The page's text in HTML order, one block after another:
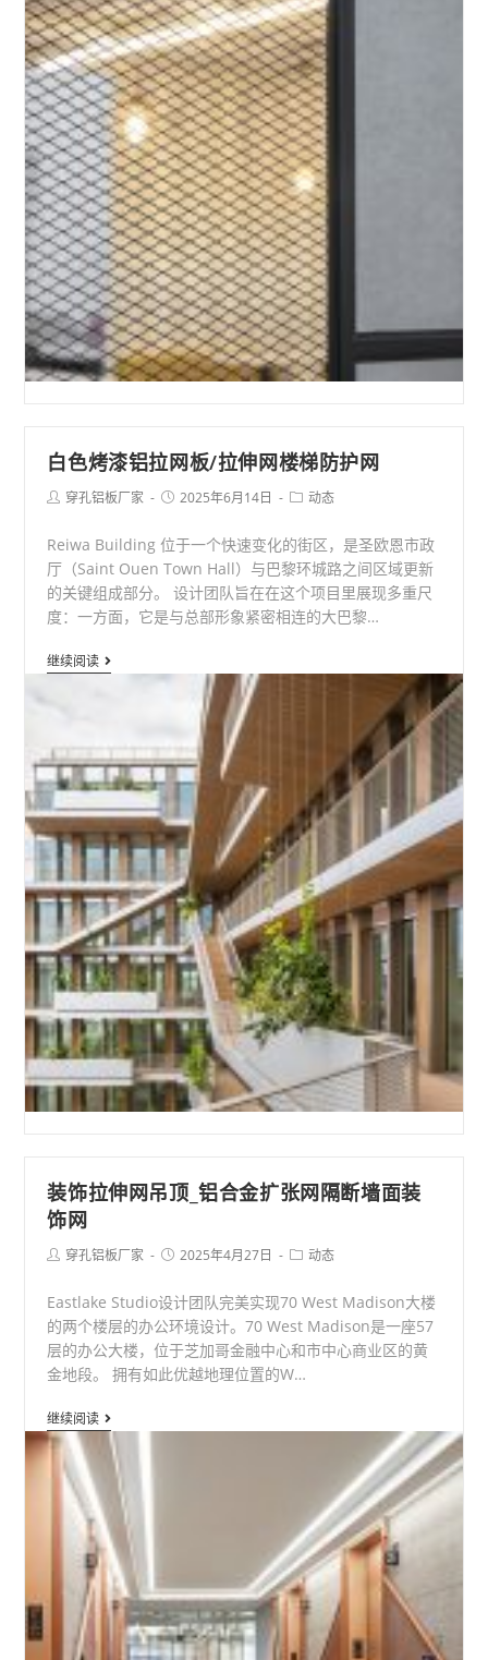
饰
铝
拉
网
板
_
楼
梯
防
护
铝
合
金
拉
加
工
厂
白色烤漆铝拉网板/拉伸网楼梯防护网
Post穿孔铝板厂家
Post2025年6月14日
Post动态
Reiwa Building 位于一个快速变化的街区，是圣欧恩市政
厅（Saint Ouen Town Hall）与巴黎环城路之间区域更新
的关键组成部分。 设计团队旨在在这个项目里展现多重尺
度：一方面，它是与总部形象紧密相连的大巴黎…
继续阅读
白
铝
拉
网
板/
拉
伸
网
楼
梯
防
护
网
装饰拉伸网吊顶_铝合金扩张网隔断墙面装
饰网
Post穿孔铝板厂家
Post2025年4月27日
Post动态
Eastlake Studio设计团队完美实现70 West Madison大楼
的两个楼层的办公环境设计。70 West Madison是一座57
层的办公大楼，位于芝加哥金融中心和市中心商业区的黄
金地段。 拥有如此优越地理位置的W…
继续阅读
装
饰
拉
伸
网
吊
顶
_
铝